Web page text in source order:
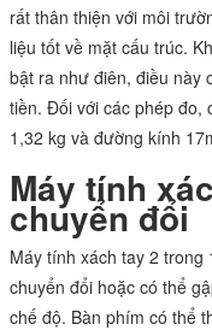
rất thân thiện với môi
liệu tốt về mặt cấu trúc.
bật ra như điên, điều này
tiền. Đối với các phép đo,
1,32 kg và đường kính
Máy tính
chuyển đổi
Máy tính xách tay 2
chuyển đổi hoặc có thể
chế độ. Bàn phím có thể